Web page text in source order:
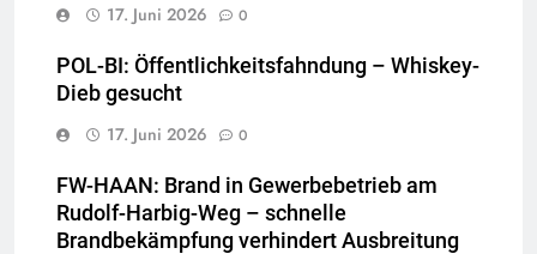
17. Juni 2026
0
POL-BI: Öffentlichkeitsfahndung – Whiskey-
Dieb gesucht
17. Juni 2026
0
FW-HAAN: Brand in Gewerbebetrieb am
Rudolf-Harbig-Weg – schnelle
Brandbekämpfung verhindert Ausbreitung